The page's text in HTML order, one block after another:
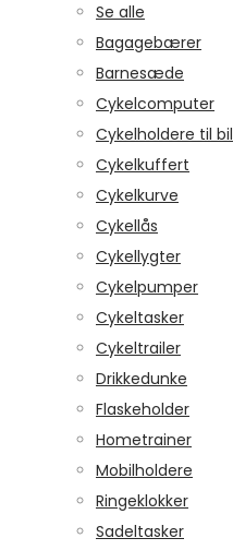
Se alle
Bagagebærer
Barnesæde
Cykelcomputer
Cykelholdere til bil
Cykelkuffert
Cykelkurve
Cykellås
Cykellygter
Cykelpumper
Cykeltasker
Cykeltrailer
Drikkedunke
Flaskeholder
Hometrainer
Mobilholdere
Ringeklokker
Sadeltasker